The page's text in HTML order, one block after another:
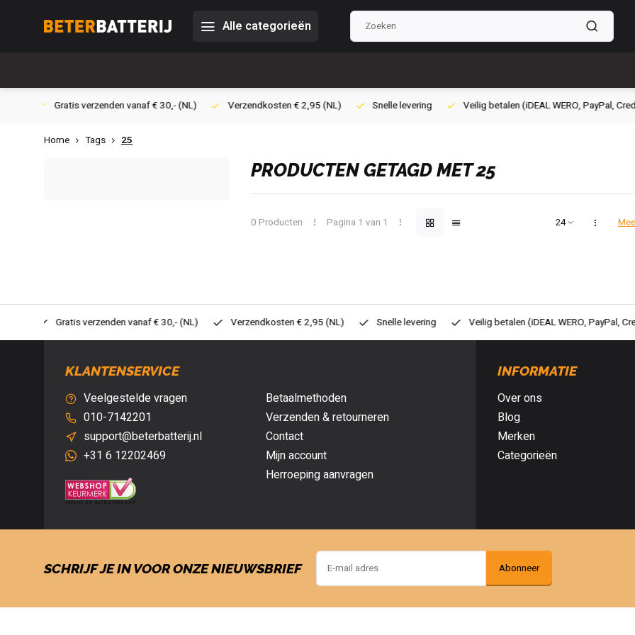
Alle categorieën
Verzendkosten € 2,95 (NL) Snelle levering Veilig betalen (iDEAL WERO, PayPal, Credit card of Achteraf betalen)
Home Tags 25
PRODUCTEN GETAGD MET 25
0 Producten Pagina 1 van 1
Verzendkosten € 2,95 (NL) Snelle levering Veilig betalen (iDEAL WERO, PayPal, Credit card of Achteraf betalen)
KLANTENSERVICE
Veelgestelde vragen
010-7142201
support@beterbatterij.nl
+31 6 12202469
Betaalmethoden
Verzenden & retourneren
Contact
Mijn account
Herroeping aanvragen
INFORMATIE
Over ons
Blog
Merken
Categorieën
SCHRIJF JE IN VOOR ONZE NIEUWSBRIEF Abonneer